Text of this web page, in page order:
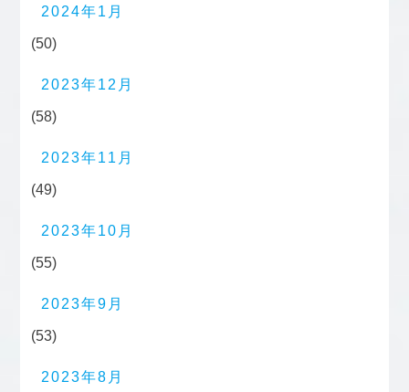
2024年1月
(50)
2023年12月
(58)
2023年11月
(49)
2023年10月
(55)
2023年9月
(53)
2023年8月